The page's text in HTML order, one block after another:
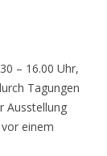
– 16.00 Uhr,
Tagungen
Ausstellung
einem